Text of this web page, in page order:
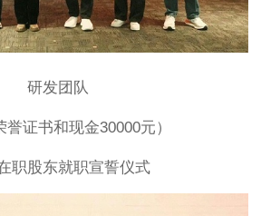
研发团队
誉证书和现金30000元）
职股东就职宣誓仪式